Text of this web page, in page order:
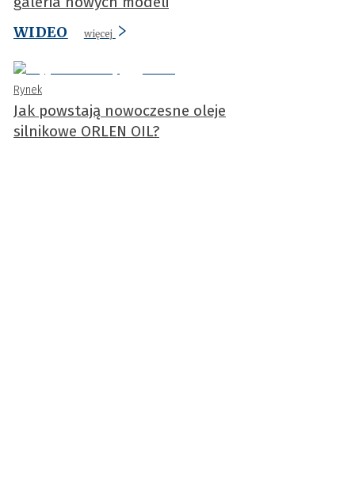
WIDEO
więcej
Rynek
Jak powstają nowoczesne oleje
silnikowe ORLEN OIL?